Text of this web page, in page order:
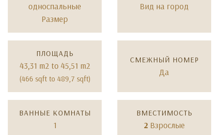
односпальные
Размер
Вид на город
43,31 m2 to 45,51 m2
(466 sqft to 489,7 sqft)
ПЛОЩАДЬ
Да
СМЕЖНЫЙ НОМЕР
1
ВАННЫЕ КОМНАТЫ
2 Взрослые
ВМЕСТИМОСТЬ